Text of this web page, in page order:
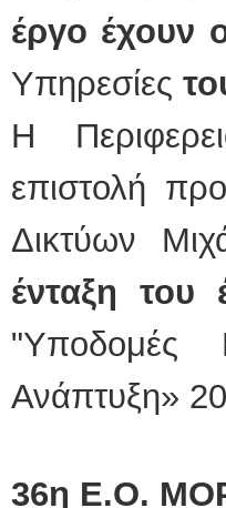
έργο έχουν
Υπηρεσίες
Η
επιστολή
Δικτύων
ένταξη του
"Υποδομές
Ανάπτυξη»
36η Ε.Ο.